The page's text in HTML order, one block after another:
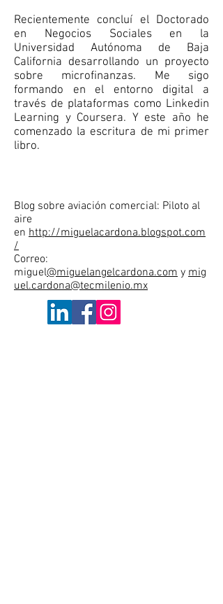
Recientemente concluí el Doctorado
en Negocios Sociales en la
Universidad Autónoma de Baja
California desarrollando un proyecto
sobre microfinanzas. Me sigo
formando en el entorno digital a
través de plataformas como Linkedin
Learning y Coursera. Y este año he
comenzado la escritura de mi primer
libro.
Blog sobre aviación comercial: Piloto al
aire
en http://miguelacardona.blogspot.com
/
Correo:
miguel@miguelangelcardona.com y mig
uel.cardona@tecmilenio.mx